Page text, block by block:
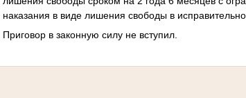
наказания в виде лишения свободы в
Приговор в законную силу не вступил.